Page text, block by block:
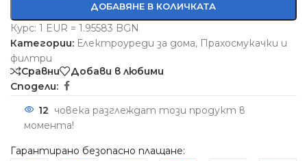
ДОБАВЯНЕ В КОЛИЧКАТА
Курс: 1 EUR = 1.95583 BGN
Категории: Електроуреди за дома, Прахосмукачки и
филтри
Сравни
Добави в любими
Сподели:
12 човека разглеждат този продукт в
момента!
Гарантирано безопасно плащане: